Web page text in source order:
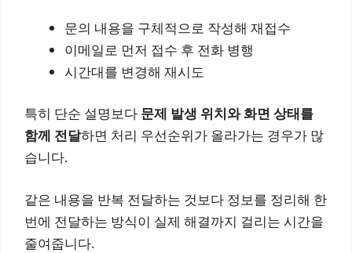
문의 내용을 구체적으로 작성해 재접수
이메일로 먼저 접수 후 전화 병행
시간대를 변경해 재시도
특히 단순 설명보다 문제 발생 위치와 화면 상태를
함께 전달하면 처리 우선순위가 올라가는 경우가 많
습니다.
같은 내용을 반복 전달하는 것보다 정보를 정리해 한
번에 전달하는 방식이 실제 해결까지 걸리는 시간을
줄여줍니다.